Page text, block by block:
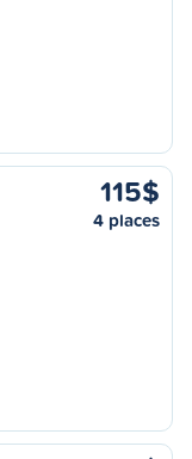
115$
4 places